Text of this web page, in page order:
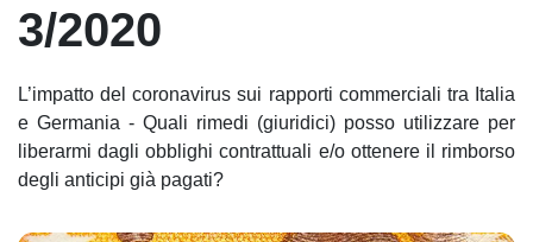
3/2020
L’impatto del coronavirus sui rapporti commerciali tra Italia
e Germania - Quali rimedi (giuridici) posso utilizzare per
liberarmi dagli obblighi contrattuali e/o ottenere il rimborso
degli anticipi già pagati?